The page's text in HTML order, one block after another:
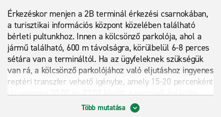
Érkezéskor menjen a 2B terminál érkezési csarnokában,
a turisztikai információs központ közelében található
bérleti pultunkhoz. Innen a kölcsönző parkolója, ahol a
jármű található, 600 m távolságra, körülbelül 6-8 perces
sétára van a termináltól. Ha az ügyfeleknek szükségük
van rá, a kölcsönző parkolójához való eljutáshoz ingyenes
reptéri transzfer vehető igénybe, amely 15-20 percenként
jár naponta 08:00 és 23:59 között a terminál épületén
Több mutatása